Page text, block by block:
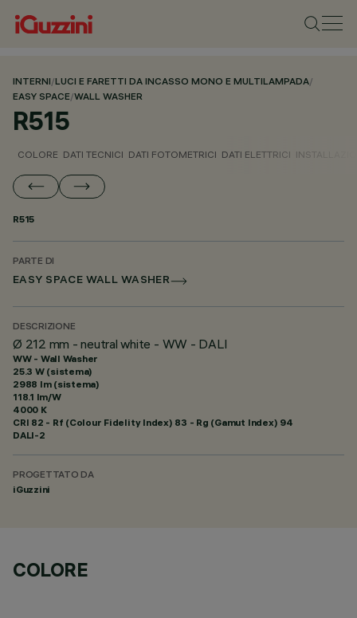
INTERNI/LUCI E FARETTI DA INCASSO MONO E MULTILAMPADA/
EASY SPACE/WALL WASHER
R515
COLORE DATI TECNICI DATI FOTOMETRICI DATI ELETTRICI
R515
PARTE DI
EASY SPACE WALL WASHER
DESCRIZIONE
Ø 212 mm - neutral white - WW - DALI
WW - Wall Washer
25.3 W (sistema)
2988 lm (sistema)
118.1 lm/W
4000 K
CRI 82 - Rf (Colour Fidelity Index) 83 - Rg (Gamut Index) 94
DALI-2
PROGETTATO DA
iGuzzini
COLORE